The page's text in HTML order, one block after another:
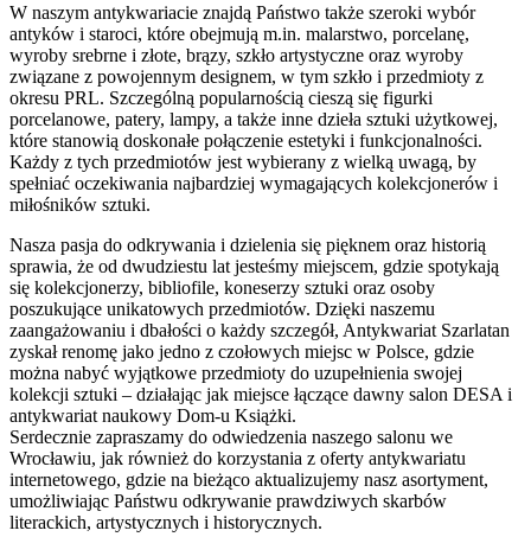
W naszym antykwariacie znajdą Państwo także szeroki wybór
antyków i staroci, które obejmują m.in. malarstwo, porcelanę,
wyroby srebrne i złote, brązy, szkło artystyczne oraz wyroby
związane z powojennym designem, w tym szkło i przedmioty z
okresu PRL. Szczególną popularnością cieszą się figurki
porcelanowe, patery, lampy, a także inne dzieła sztuki użytkowej,
które stanowią doskonałe połączenie estetyki i funkcjonalności.
Każdy z tych przedmiotów jest wybierany z wielką uwagą, by
spełniać oczekiwania najbardziej wymagających kolekcjonerów i
miłośników sztuki.
Nasza pasja do odkrywania i dzielenia się pięknem oraz historią
sprawia, że od dwudziestu lat jesteśmy miejscem, gdzie spotykają
się kolekcjonerzy, bibliofile, koneserzy sztuki oraz osoby
poszukujące unikatowych przedmiotów. Dzięki naszemu
zaangażowaniu i dbałości o każdy szczegół, Antykwariat Szarlatan
zyskał renomę jako jedno z czołowych miejsc w Polsce, gdzie
można nabyć wyjątkowe przedmioty do uzupełnienia swojej
kolekcji sztuki – działając jak miejsce łączące dawny salon DESA i
antykwariat naukowy Dom-u Książki.
Serdecznie zapraszamy do odwiedzenia naszego salonu we
Wrocławiu, jak również do korzystania z oferty antykwariatu
internetowego, gdzie na bieżąco aktualizujemy nasz asortyment,
umożliwiając Państwu odkrywanie prawdziwych skarbów
literackich, artystycznych i historycznych.